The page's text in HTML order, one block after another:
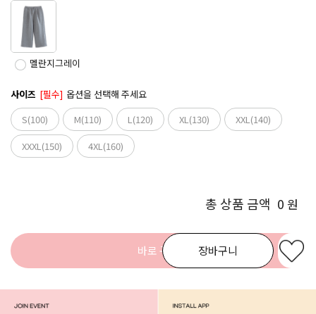
멜란지그레이
사이즈 [필수] 옵션을 선택해 주세요
S(100)
M(110) L(120) XL(130)
XXL(140)
XXXL(150)
4XL(160)
총 상품 금액 0 원
장바구니
바로 구매